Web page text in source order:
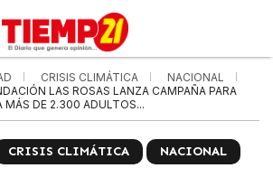
CRISIS CLIMÁTICA
NACIONAL
LAS ROSAS LANZA CAMPAÑA PARA
MÁS DE 2.300 ADULTOS...
CRISIS CLIMÁTICA
NACIONAL